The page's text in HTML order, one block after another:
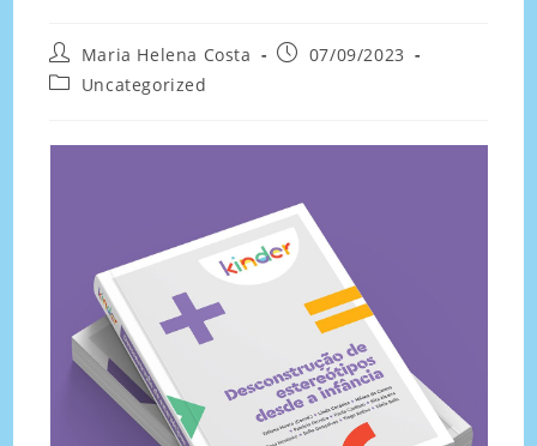
Maria Helena Costa
07/09/2023
Uncategorized